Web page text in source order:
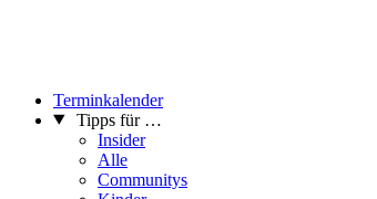
Terminkalender
Tipps für …
Insider
Alle
Communitys